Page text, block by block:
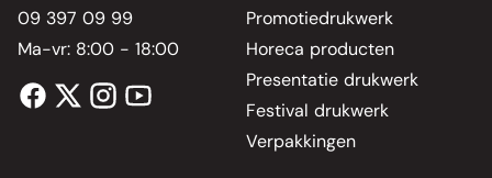
09 397 09 99
Ma-vr: 8:00 - 18:00
Promotiedrukwerk
Horeca producten
Presentatie drukwerk
Festival drukwerk
Verpakkingen